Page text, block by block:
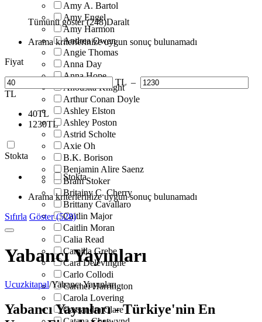
Amy A. Bartol
Amy Engel
Amy Harmon
Andrea Owen
Angie Thomas
Anna Day
Anna Hope
Anouska Knight
Arthur Conan Doyle
Ashley Elston
Ashley Poston
Astrid Scholte
Axie Oh
B.K. Borison
Benjamin Alire Saenz
Bram Stoker
Britainy C. Cherry
Brittany Cavallaro
Caitlin Major
Caitlin Moran
Calia Read
Camilla Grebe
Cara Delevingne
Carlo Collodi
Carmel Harrington
Carola Lovering
Cassandra Clare
Tümünü göster (248)Daralt
Arama kriterlerinize uygun sonuç bulunamadı
Fiyat
TL –
TL
40TL
1230TL
Stokta
Stokta
Arama kriterlerinize uygun sonuç bulunamadı
Sıfırla Göster (528)
Yabancı Yayınları
Ucuzkitapal/Yabancı Yayınları
Yabancı Yayınları - Türkiye'nin En